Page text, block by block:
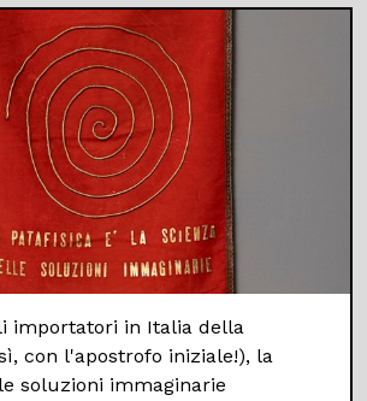
importatori in Italia della
con l'apostrofo iniziale!), la
soluzioni immaginarie